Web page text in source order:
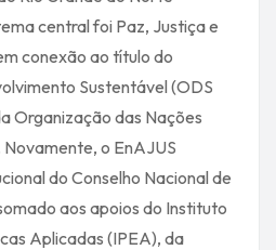
central foi Paz, Justiça e
conexão ao título do
Sustentável (ODS
Organização das Nações
o EnAJUS
do Conselho Nacional de
aos apoios do Instituto
Aplicadas (IPEA), da